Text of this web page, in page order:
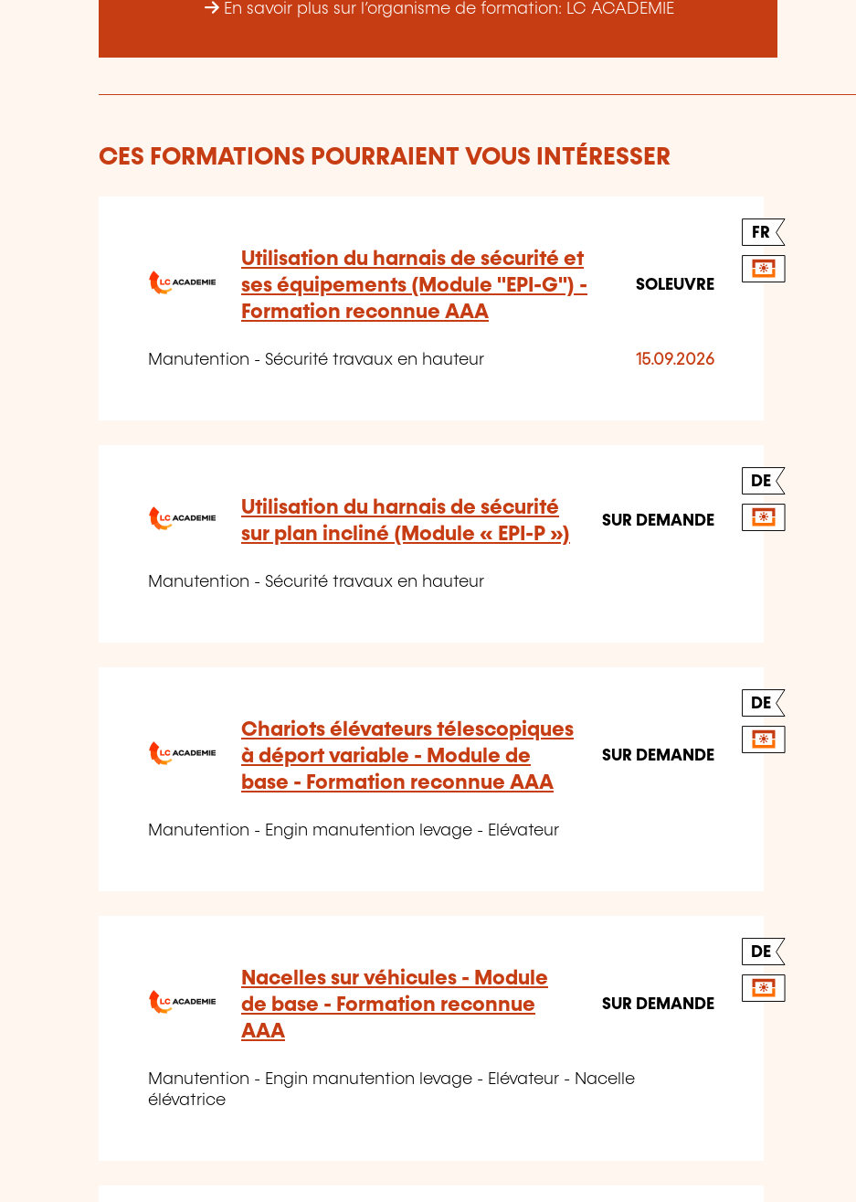
En savoir plus sur l’organisme de formation: LC ACADEMIE
CES FORMATIONS POURRAIENT VOUS INTÉRESSER
FR
Utilisation du harnais de sécurité et
ses équipements (Module "EPI-G") -
Formation reconnue AAA
SOLEUVRE
Manutention - Sécurité travaux en hauteur 15.09.2026
DE
Utilisation du harnais de sécurité
sur plan incliné (Module « EPI-P »)
SUR DEMANDE
Manutention - Sécurité travaux en hauteur
DE
Chariots élévateurs télescopiques
à déport variable - Module de
base - Formation reconnue AAA
SUR DEMANDE
Manutention - Engin manutention levage - Elévateur
DE
Nacelles sur véhicules - Module
de base - Formation reconnue
AAA
SUR DEMANDE
Manutention - Engin manutention levage - Elévateur - Nacelle
élévatrice